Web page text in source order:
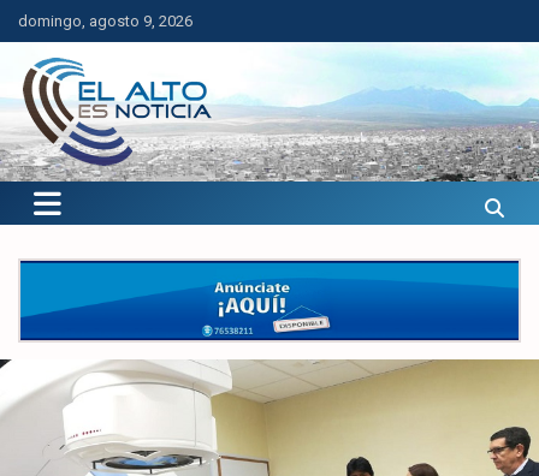
Saltar
al
contenido
domingo, agosto 9, 2026
El Alto es Noticia
Últimas noticias de El Alto, Bolivia y el mundo.